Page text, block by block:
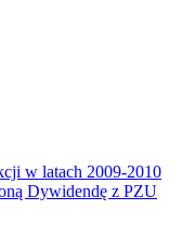
w latach 2009-2010
Dywidendę z PZU